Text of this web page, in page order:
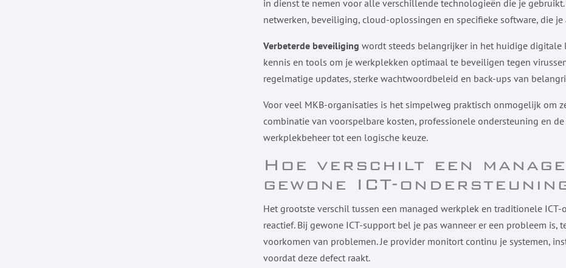
in dienst te nemen voor alle verschillende technologieën die je
netwerken, beveiliging, cloud-oplossingen en specifieke software, die
Verbeterde beveiliging wordt steeds belangrijker in het huidige digitale
kennis en tools om je werkplekken optimaal te beveiligen tegen
regelmatige updates, sterke wachtwoordbeleid en back-ups van
Voor veel MKB-organisaties is het simpelweg praktisch onmogelijk om
combinatie van voorspelbare kosten, professionele ondersteuning en
werkplekbeheer tot een logische keuze.
Hoe verschilt een
gewone ICT-
Het grootste verschil tussen een managed werkplek en traditionele
reactief. Bij gewone ICT-support bel je pas wanneer er een probleem
voorkomen van problemen. Je provider monitort continu je systemen,
voordat deze defect raakt.